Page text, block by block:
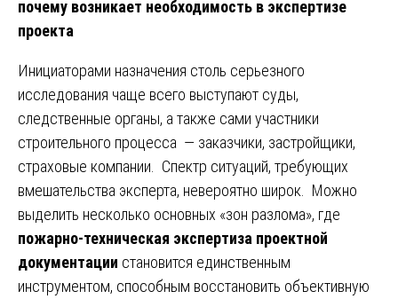
почему возникает необходимость в экспертизе
проекта
Инициаторами назначения столь серьезного
исследования чаще всего выступают суды,
следственные органы, а также сами участники
строительного процесса — заказчики, застройщики,
страховые компании. Спектр ситуаций, требующих
вмешательства эксперта, невероятно широк. Можно
выделить несколько основных «зон разлома», где
пожарно-техническая экспертиза проектной
документации становится единственным
инструментом, способным восстановить объективную